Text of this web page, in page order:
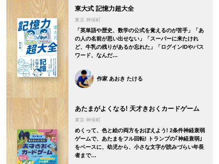
東大式 記憶力超大全
東京 神保町
「英単語や歴史、数学の公式を覚えるのが苦手」「あ
の人の名前が思い出せない」「スーパーに来たけれ
ど、牛乳の残りがあるか忘れた」「ログインIDやパス
ワード、なんだ…
作家 あおき たける
あたまがよくなる! 天才きおくカードゲーム
東京 神保町
めくって、色と絵の両方をおぼえよう! 2条件神経衰弱
ゲームで、あたまをフル回転! トランプの｢神経衰弱｣
をベースに、幼児から、小さな文字が読みづらい年長
者まで…